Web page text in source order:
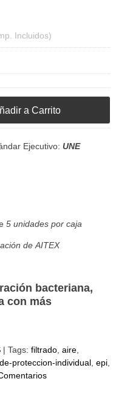
Incluidos)
a Carrito
Ejecutivo: UNE
5 unidades por caja
de AITEX
bacteriana,
con más
| Tags: filtrado aire
proteccion-individual epi